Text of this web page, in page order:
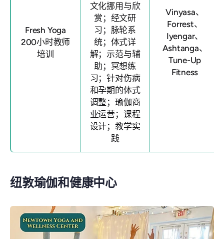
Fresh Yoga
200小时教师
培训
文化挪用与欣
赏；经文研
习；脉轮系
统；体式详
解；示范与辅
助；冥想练
习；针对伤病
和孕期的体式
调整；瑜伽商
业运营；课程
设计；教学实
践
Vinyasa、
Forrest、
Iyengar、
Ashtanga、
Tune-Up
Fitness
纽敦瑜伽和健康中心